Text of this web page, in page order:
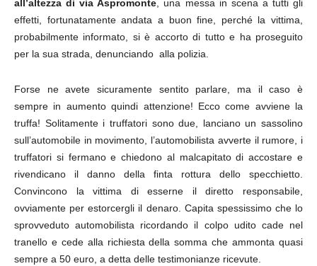
all’altezza di via Aspromonte, una messa in scena a tutti gli
effetti, fortunatamente andata a buon fine, perché la vittima,
probabilmente informato, si è accorto di tutto e ha proseguito
per la sua strada, denunciando alla polizia.
Forse ne avete sicuramente sentito parlare, ma il caso è
sempre in aumento quindi attenzione! Ecco come avviene la
truffa! Solitamente i truffatori sono due, lanciano un sassolino
sull’automobile in movimento, l’automobilista avverte il rumore, i
truffatori si fermano e chiedono al malcapitato di accostare e
rivendicano il danno della finta rottura dello specchietto.
Convincono la vittima di esserne il diretto responsabile,
ovviamente per estorcergli il denaro. Capita spessissimo che lo
sprovveduto automobilista ricordando il colpo udito cade nel
tranello e cede alla richiesta della somma che ammonta quasi
sempre a 50 euro, a detta delle testimonianze ricevute.